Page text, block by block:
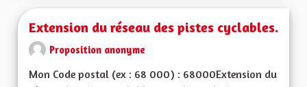
Extension du réseau des pistes cyclables.
Proposition anonyme
Mon Code postal (ex : 68 000) : 68000Extension du